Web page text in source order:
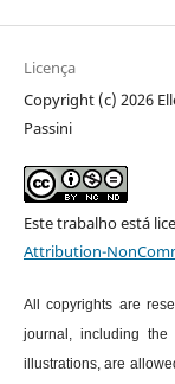
Licença
Copyright (c) 2026
Passini
Este trabalho está
Attribution-
All copyrights are
journal, including
illustrations, are